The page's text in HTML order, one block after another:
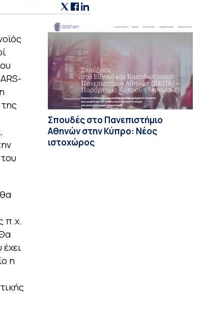
π.χ.
η
Σπουδές στο Πανεπιστήμιο
Αθηνών στην Κύπρο: Νέος
ιστοχώρος